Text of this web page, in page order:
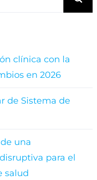
clínica con la
en 2026
de Sistema de
una
para el
salud